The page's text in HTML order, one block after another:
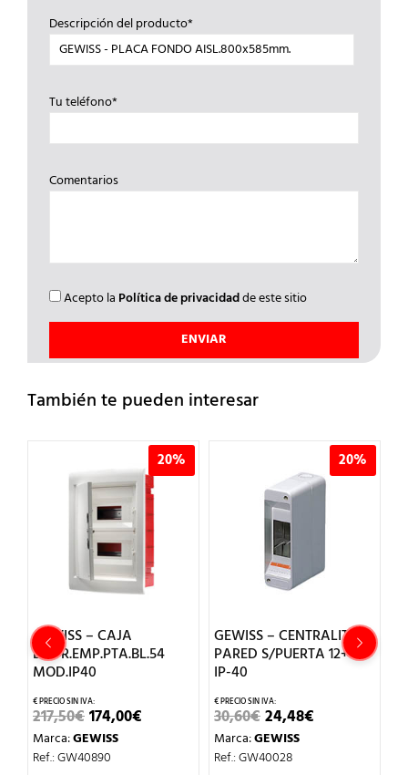
Descripción del producto*
Tu teléfono*
Comentarios
Acepto la Política de privacidadde este sitio
También te pueden interesar
– CAJA
PRECIO
ORIGINAL
ERA:
174,00€EL
PRECIO
ACTUAL
ES:
GEWISS – CENTRALITA
PARED S/PUERTA 12+1M
30,60 PRECIO
ORIGINAL
ERA:
24,48€EL
PRECIO
ACTUAL
ES:
GEWISS
GEWISS –
PARED
Marca: